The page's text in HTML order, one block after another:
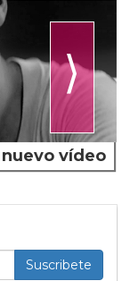
⟩
vídeo
Suscribete